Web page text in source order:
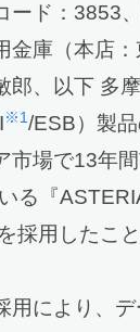
ード：3853
金庫（本店：
郎、以下 多
※1/ESB）製
市場で13年
る『
採用したこ
用により、